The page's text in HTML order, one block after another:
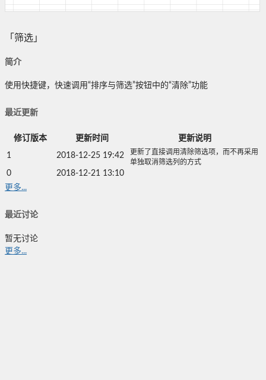
「筛选」
简介
使用快捷键，快速调用“排序与筛选”按钮中的“清除”功能
最近更新
修订版本 更新时间 更新说明
1 2018-12-25 19:42
更新了直接调用清除筛选项，而不再采用
单独取消筛选列的方式
0
2018-12-21 13:10
更多...
最近讨论
暂无讨论
更多...